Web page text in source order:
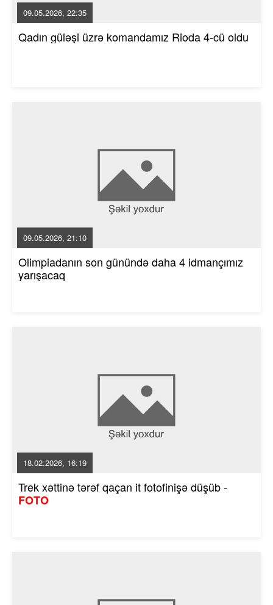
09.05.2026, 22:35
Qadın güləşi üzrə komandamız Rioda 4-cü oldu
09.05.2026, 21:10
Olimpiadanın son günündə daha 4 idmançımız
yarışacaq
18.02.2026, 16:19
Trek xəttinə tərəf qaçan it fotofinişə düşüb -
FOTO